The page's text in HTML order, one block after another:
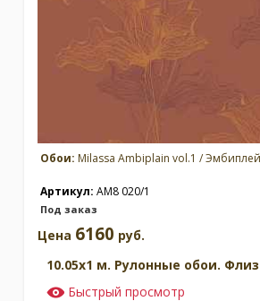
Обои: Milassa Ambiplain vol.1 /
Артикул: AM8 020/1
Под заказ
Цена 6160 руб.
10.05x1 м. Рулонные обои.
Быстрый просмотр